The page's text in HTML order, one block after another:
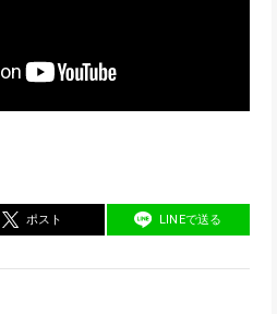
ポスト LINEで送る